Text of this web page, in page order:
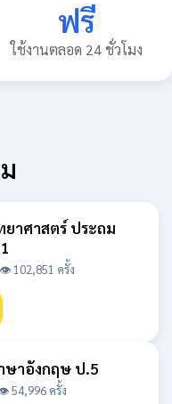
ฟรี
ใช้งานตลอด 24 ชั่วโมง
าศาสตร์ ประถม
102,851 ครั้ง
ษาอังกฤษ ป.5
54,996 ครั้ง